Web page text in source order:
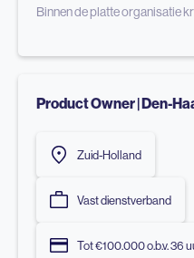
Binnen de platte organisatie
Product Owner | Den-
Zuid-Holland
Vast dienstverband
Tot €100.000 o.b.v. 36